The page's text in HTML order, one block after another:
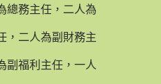
總務主任，二人為
，二人為副財務主
副福利主任，一人